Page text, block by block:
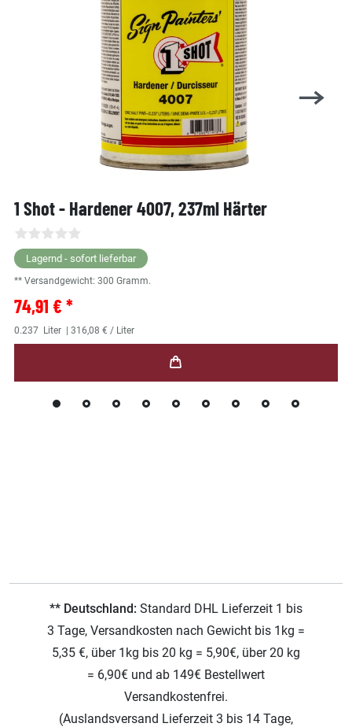
1 Shot - Hardener 4007, 237ml Härter
Lagernd - sofort lieferbar
** Versandgewicht: 300 Gramm.
74,91 € *
0.237 Liter | 316,08 € / Liter
** Deutschland: Standard DHL Lieferzeit 1 bis
3 Tage, Versandkosten nach Gewicht bis 1kg =
5,35 €, über 1kg bis 20 kg = 5,90€, über 20 kg
= 6,90€ und ab 149€ Bestellwert
Versandkostenfrei.
(Auslandsversand Lieferzeit 3 bis 14 Tage,